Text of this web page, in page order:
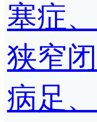
塞症
狭窄
病足